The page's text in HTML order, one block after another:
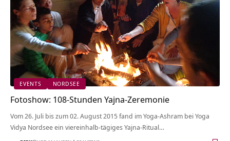
EVENTS NORDSEE
Fotoshow: 108-Stunden Yajna-Zeremonie
Vom 26. Juli bis zum 02. August 2015 fand im Yoga-Ashram bei Yoga
Vidya Nordsee ein viereinhalb-tägiges Yajna-Ritual…